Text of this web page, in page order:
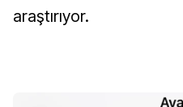
araştırıyor.